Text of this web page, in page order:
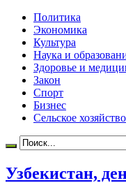
Политика
Экономика
Культура
Наука и
Здоровье и
Закон
Спорт
Бизнес
Сельское хозяйство
Узбекистан,